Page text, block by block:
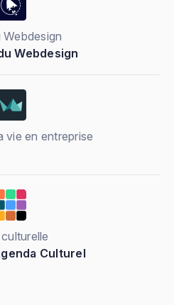
Webdesign
vie en entreprise
Culturel